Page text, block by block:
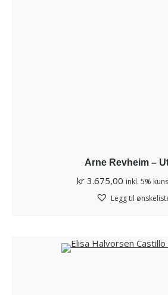
Arne Revheim –
kr 3.675,00 inkl. 5%
Legg til